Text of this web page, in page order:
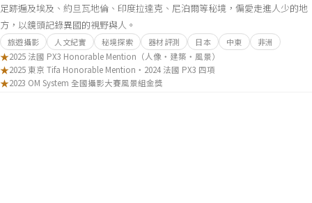
足跡遍及埃及、約旦瓦地倫、印度拉達克、尼泊爾等秘境，偏愛走進人少的地
方，以鏡頭記錄異國的視野與人。
旅遊攝影 人文紀實 秘境探索 器材評測 日本 中東 非洲
★2025 法國 PX3 Honorable Mention（人像・建築・風景）
★2025 東京 Tifa Honorable Mention・2024 法國 PX3 四項
★2023 OM System 全國攝影大賽風景組金獎